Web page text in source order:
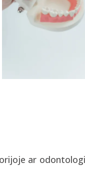
ar